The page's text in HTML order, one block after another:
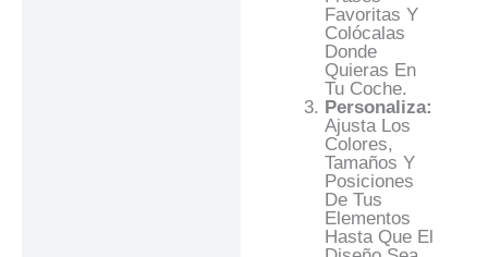
Favoritas Y
Colócalas
Donde
Quieras En
Tu Coche.
Personaliza:
Ajusta Los
Colores,
Tamaños Y
Posiciones
De Tus
Elementos
Hasta Que El